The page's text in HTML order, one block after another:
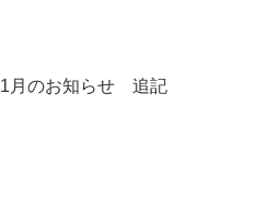
1月のお知らせ 追記